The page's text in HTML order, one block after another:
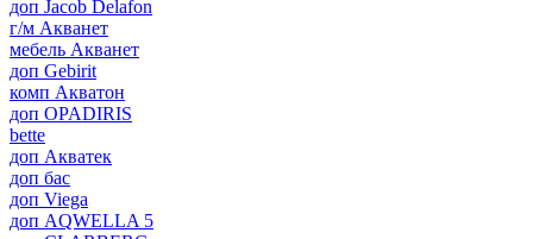
доп Jacob Delafon
г/м Акванет
мебель Акванет
доп Gebirit
комп Акватон
доп OPADIRIS
bette
доп Акватек
доп бас
доп Viega
доп AQWELLA 5